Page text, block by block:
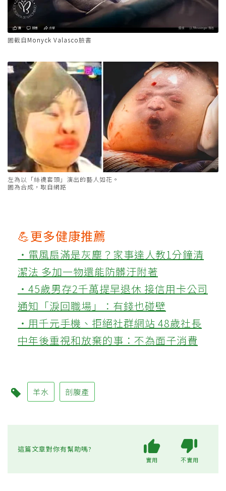
圖截自Monyck Valasco臉書
左為以「絲襪套頭」演出的藝人如花。
圖為合成，取自網路
💪更多健康推薦
‧電風扇滿是灰塵？家事達人教1分鐘清
潔法 多加一物還能防髒汙附著
‧45歲男存2千萬提早退休 接信用卡公司
通知「淚回職場」：有錢也碰壁
‧用千元手機、拒絕社群網站 48歲社長
中年後重視和放棄的事：不為面子消費
羊水 剖腹產
這篇文章對你有幫助嗎?
實用 不實用